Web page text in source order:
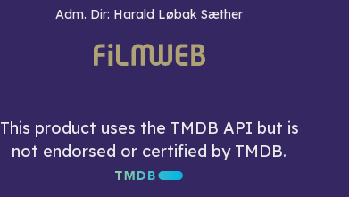
Adm. Dir: Harald Løbak Sæther
This product uses the TMDB API but is
not endorsed or certified by TMDB.